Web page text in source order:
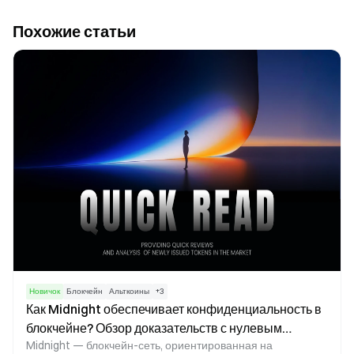
Похожие статьи
Новичок Блокчейн Альткоины +3
Как Midnight обеспечивает конфиденциальность в
блокчейне? Обзор доказательств с нулевым
разглашением и программируемых механизмов
Midnight — блокчейн-сеть, ориентированная на